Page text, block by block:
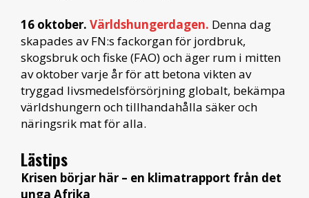
16 oktober. Världshungerdagen. Denna dag
skapades av FN:s fackorgan för jordbruk,
skogsbruk och fiske (FAO) och äger rum i mitten
av oktober varje år för att betona vikten av
tryggad livsmedelsförsörjning globalt, bekämpa
världshungern och tillhandahålla säker och
näringsrik mat för alla.
Lästips
Krisen börjar här – en klimatrapport från det
unga Afrika